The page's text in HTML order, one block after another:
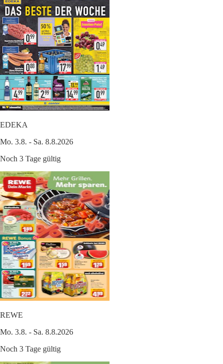
EDEKA
Mo. 3.8. - Sa. 8.8.2026
Noch 3 Tage gültig
REWE
Mo. 3.8. - Sa. 8.8.2026
Noch 3 Tage gültig